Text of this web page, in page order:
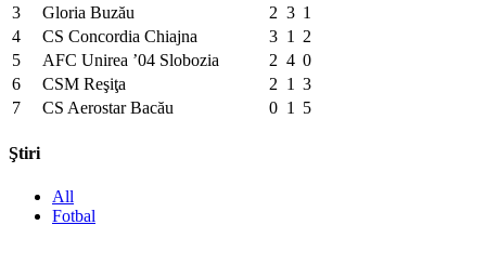
3
Gloria Buzău 2 3 1
4
CS Concordia Chiajna 3 1
2
5
AFC Unirea ’04 Slobozia 2 4 0
6
CSM Reşiţa 2 1 3
7
CS Aerostar Bacău 0 1 5
Ştiri
All
Fotbal